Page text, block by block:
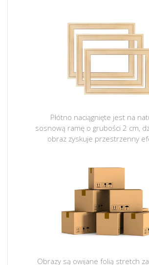
Płótno naciągnięte jest na
sosnową ramę o grubości 2 cm,
obraz zyskuje przestrzenny
Obrazy są owijane folią stretch